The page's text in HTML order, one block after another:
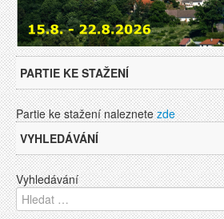
PARTIE KE STAŽENÍ
Partie ke stažení naleznetezde
VYHLEDÁVÁNÍ
Vyhledávání